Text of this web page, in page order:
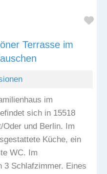
Terrasse im
im
sich in 15518
Oder und Berlin. Im
Küche, ein
WC. Im
3 Schlafzimmer. Eines